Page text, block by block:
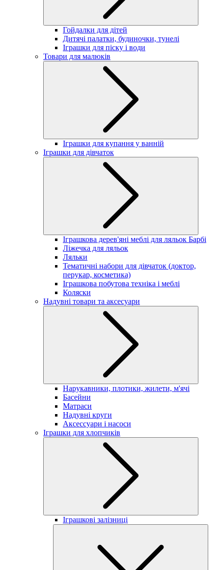
Гойдалки для дітей
Дитячі палатки, будиночки, тунелі
Іграшки для піску і води
Товари для малюків
Іграшки для купання у ванній
Іграшки для дівчаток
Іграшкова дерев'яні меблі для ляльок Барбі
Ліжечка для ляльок
Ляльки
Тематичні набори для дівчаток (доктор,
перукар, косметика)
Іграшкова побутова техніка і меблі
Коляски
Надувні товари та аксесуари
Нарукавники, плотики, жилети, м'ячі
Басейни
Матраси
Надувні круги
Аксессуари і насоси
Іграшки для хлопчиків
Іграшкові залізниці